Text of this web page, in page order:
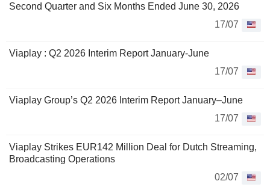
Second Quarter and Six Months Ended June 30, 2026
17/07
Viaplay : Q2 2026 Interim Report January-June
17/07
Viaplay Group’s Q2 2026 Interim Report January–June
17/07
Viaplay Strikes EUR142 Million Deal for Dutch Streaming,
Broadcasting Operations
02/07